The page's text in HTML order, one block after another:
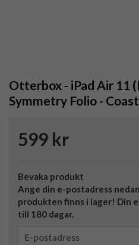
Otterbox - iPad Air 11
Symmetry Folio -
599 kr
Bevaka produkt
Ange din e-postadress
produkten finns i lager! Din
till 180 dagar.